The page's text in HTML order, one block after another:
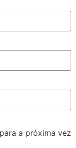
a próxima vez